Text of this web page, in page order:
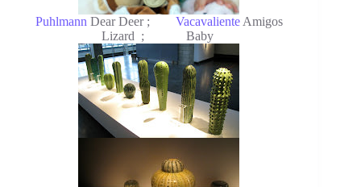
Puhlmann Dear Deer ; VacavalienteAmigos
Lizard ; Baby